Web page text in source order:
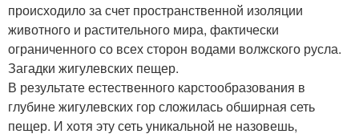
происходило за счет пространственной изоляции
животного и растительного мира, фактически
ограниченного со всех сторон водами волжского русла.
Загадки жигулевских пещер.
В результате естественного карстообразования в
глубине жигулевских гор сложилась обширная сеть
пещер. И хотя эту сеть уникальной не назовешь,